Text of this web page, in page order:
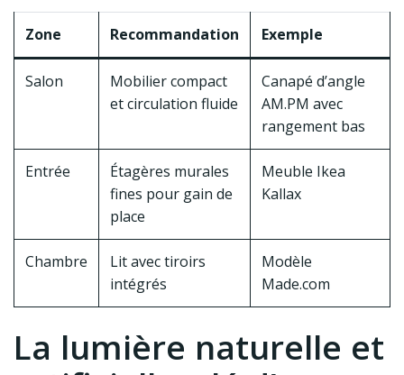
Zone Recommandation Exemple
Salon
Mobilier compact
et circulation fluide
Canapé d’angle
AM.PM avec
rangement bas
Entrée
Étagères murales
fines pour gain de
place
Meuble Ikea
Kallax
Chambre
Lit avec tiroirs
intégrés
Modèle
Made.com
La lumière naturelle et